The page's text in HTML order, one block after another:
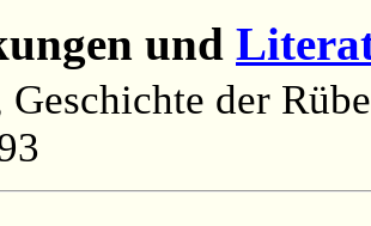
und
Geschichte der